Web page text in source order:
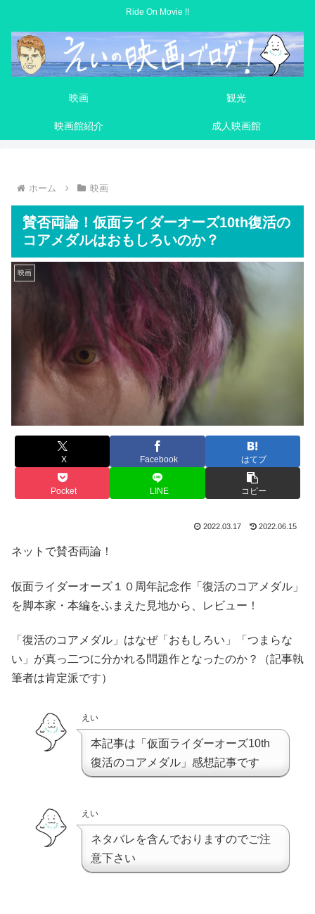
Ride On Movie !!
映画 観光
映画館紹介 成人映画館
ホーム 映画
賛否両論！仮面ライダーオーズ10th復活の
コアメダルはおもしろいのか？
映画
X Facebook はてブ
Pocket LINE コピー
2022.03.17 2022.06.15
ネットで賛否両論！
仮面ライダーオーズ１０周年記念作「復活のコアメダル」
を脚本家・本編をふまえた見地から、レビュー！
「復活のコアメダル」はなぜ「おもしろい」「つまらな
い」が真っ二つに分かれる問題作となったのか？（記事執
筆者は肯定派です）
えい
本記事は「仮面ライダーオーズ10th
復活のコアメダル」感想記事です
えい
ネタバレを含んでおりますのでご注
意下さい